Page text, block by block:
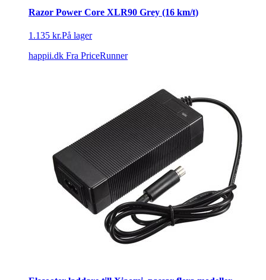
Razor Power Core XLR90 Grey (16 km/t)
1.135 kr.På lager
happii.dk Fra PriceRunner